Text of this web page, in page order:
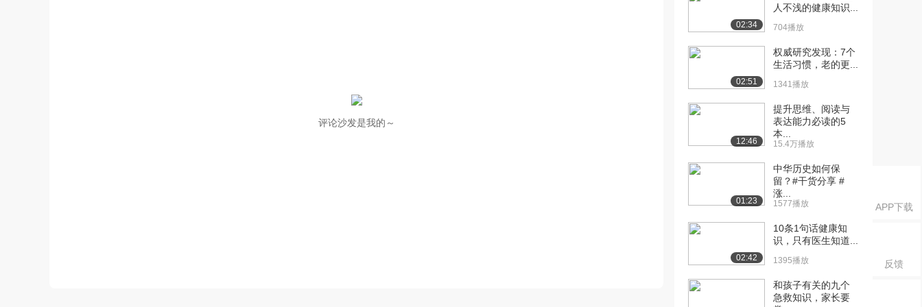
APP下载
反馈
评论沙发是我的～
02:34
人不浅的健康知识...
704播放
02:51
权威研究发现：7个
生活习惯，老的更...
1341播放
12:46
提升思维、阅读与
表达能力必读的5
本...
15.4万播放
01:23
中华历史如何保
留？#干货分享 #
涨...
1577播放
02:42
10条1句话健康知
识，只有医生知道...
1395播放
和孩子有关的九个
急救知识，家长要